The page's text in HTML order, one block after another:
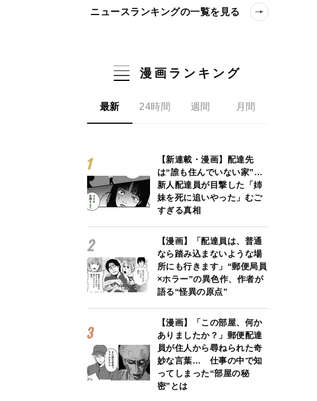
ニュースランキングの一覧を見る
漫画ランキング
最新 24時間 週間 月間
【新連載・漫画】配達先
は“誰も住んでいない家”…
新人配達員が目撃した「姉
妹を死に追いやった」むご
すぎる真相
【漫画】「配達員は、普通
なら踏み込まないような場
所にも行きます」“郵便局員
×ホラー”の異色作、作者が
語る“怪異の原点”
【漫画】「この部屋、何か
ありましたか？」郵便配達
員が住人から尋ねられた奇
妙な言葉… 仕事の中で知
ってしまった“部屋の秘
密”とは